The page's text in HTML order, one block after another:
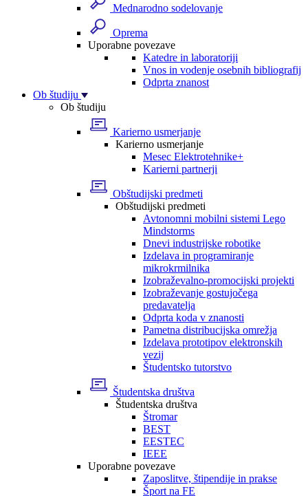
Mednarodno sodelovanje
Oprema
Uporabne povezave
Katedre in laboratoriji
Vnos in vodenje osebnih bibliografij
Odprta znanost
Ob študiju
Ob študiju
Karierno usmerjanje
Karierno usmerjanje
Mesec Elektrotehnike+
Karierni partnerji
Obštudijski predmeti
Obštudijski predmeti
Avtonomni mobilni sistemi Lego
Mindstorms
Dnevi industrijske robotike
Izdelava in programiranje
mikrokrmilnika
Izobraževalno-promocijski projekti
Izobraževanje gostujočega
predavatelja
Odprta koda v znanosti
Pametna distribucijska omrežja
Izdelava prototipov elektronskih
vezij
Študentsko tutorstvo
Študentska društva
Študentska društva
Štromar
BEST
EESTEC
IEEE
Uporabne povezave
Zaposlitve, štipendije in prakse
Šport na FE